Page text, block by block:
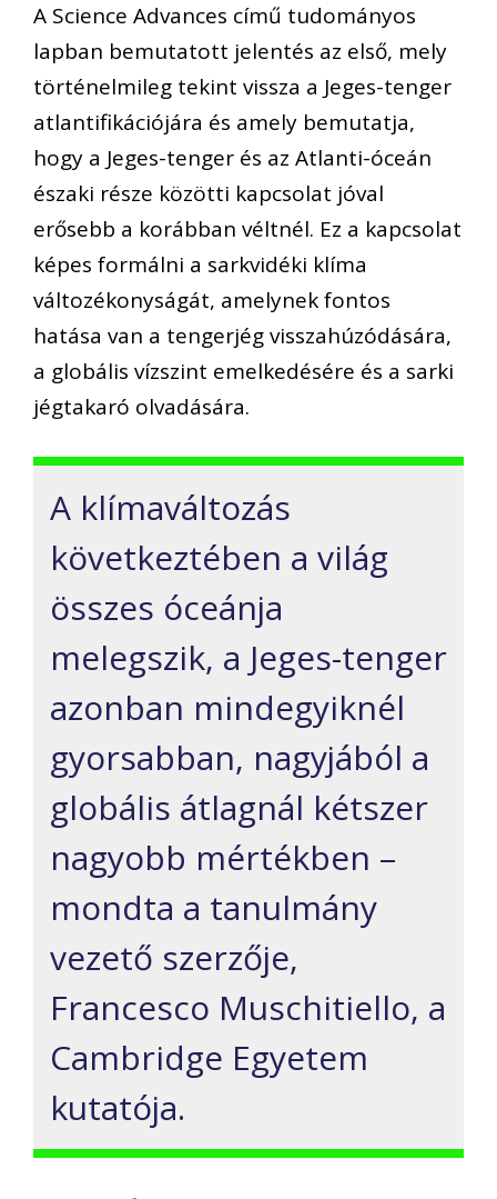
A Science Advances című tudományos
lapban bemutatott jelentés az első, mely
történelmileg tekint vissza a Jeges-tenger
atlantifikációjára és amely bemutatja,
hogy a Jeges-tenger és az Atlanti-óceán
északi része közötti kapcsolat jóval
erősebb a korábban véltnél. Ez a kapcsolat
képes formálni a sarkvidéki klíma
változékonyságát, amelynek fontos
hatása van a tengerjég visszahúzódására,
a globális vízszint emelkedésére és a sarki
jégtakaró olvadására.
A klímaváltozás
következtében a világ
összes óceánja
melegszik, a Jeges-tenger
azonban mindegyiknél
gyorsabban, nagyjából a
globális átlagnál kétszer
nagyobb mértékben –
mondta a tanulmány
vezető szerzője,
Francesco Muschitiello, a
Cambridge Egyetem
kutatója.